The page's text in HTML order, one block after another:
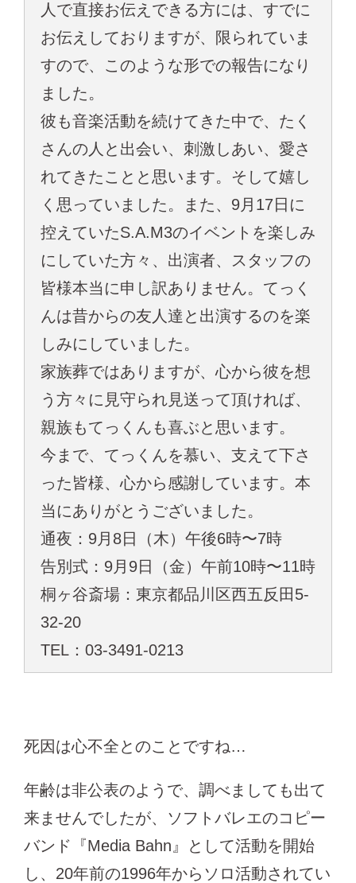
人で直接お伝えできる方には、すでに
お伝えしておりますが、限られていま
すので、このような形での報告になり
ました。
彼も音楽活動を続けてきた中で、たく
さんの人と出会い、刺激しあい、愛さ
れてきたことと思います。そして嬉し
く思っていました。また、9月17日に
控えていたS.A.M3のイベントを楽しみ
にしていた方々、出演者、スタッフの
皆様本当に申し訳ありません。てっく
んは昔からの友人達と出演するのを楽
しみにしていました。
家族葬ではありますが、心から彼を想
う方々に見守られ見送って頂ければ、
親族もてっくんも喜ぶと思います。
今まで、てっくんを慕い、支えて下さ
った皆様、心から感謝しています。本
当にありがとうございました。
通夜：9月8日（木）午後6時〜7時
告別式：9月9日（金）午前10時〜11時
桐ヶ谷斎場：東京都品川区西五反田5-
32-20
TEL：03-3491-0213
死因は心不全とのことですね…
年齢は非公表のようで、調べましても出て
来ませんでしたが、ソフトバレエのコピー
バンド『Media Bahn』として活動を開始
し、20年前の1996年からソロ活動されてい